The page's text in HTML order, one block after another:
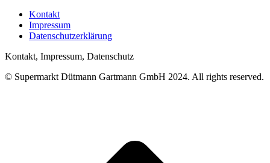
Kontakt
Impressum
Datenschutzerklärung
Kontakt, Impressum, Datenschutz
© Supermarkt Dütmann Gartmann GmbH 2024. All rights reserved.